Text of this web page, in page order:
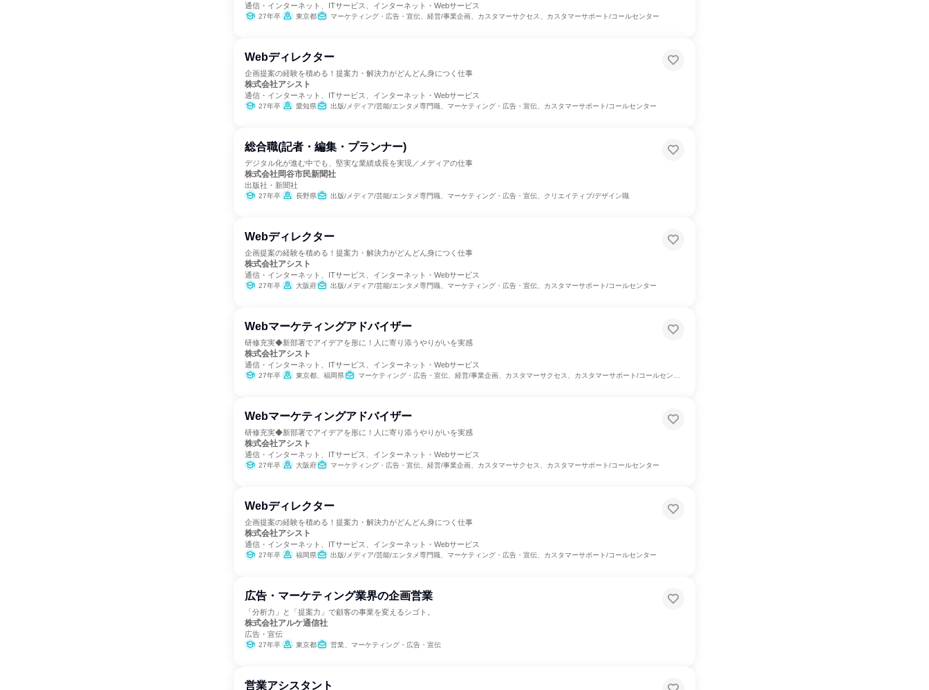
通信・インターネット、ITサービス、インターネット・Webサービス
27年卒 東京都 マーケティング・広告・宣伝、経営/事業企画、カスタマーサクセス、カスタマーサポート/コールセンター
Webディレクター
企画提案の経験を積める！提案力・解決力がどんどん身につく仕事
株式会社アシスト
通信・インターネット、ITサービス、インターネット・Webサービス
27年卒 愛知県 出版/メディア/芸能/エンタメ専門職、マーケティング・広告・宣伝、カスタマーサポート/コールセンター
総合職(記者・編集・プランナー)
デジタル化が進む中でも、堅実な業績成長を実現／メディアの仕事
株式会社岡谷市民新聞社
出版社・新聞社
27年卒 長野県 出版/メディア/芸能/エンタメ専門職、マーケティング・広告・宣伝、クリエイティブ/デザイン職
Webディレクター
企画提案の経験を積める！提案力・解決力がどんどん身につく仕事
株式会社アシスト
通信・インターネット、ITサービス、インターネット・Webサービス
27年卒 大阪府 出版/メディア/芸能/エンタメ専門職、マーケティング・広告・宣伝、カスタマーサポート/コールセンター
Webマーケティングアドバイザー
研修充実◆新部署でアイデアを形に！人に寄り添うやりがいを実感
株式会社アシスト
通信・インターネット、ITサービス、インターネット・Webサービス
27年卒 東京都、福岡県 マーケティング・広告・宣伝、経営/事業企画、カスタマーサクセス、カスタマーサポート/コールセンター
Webマーケティングアドバイザー
研修充実◆新部署でアイデアを形に！人に寄り添うやりがいを実感
株式会社アシスト
通信・インターネット、ITサービス、インターネット・Webサービス
27年卒 大阪府 マーケティング・広告・宣伝、経営/事業企画、カスタマーサクセス、カスタマーサポート/コールセンター
Webディレクター
企画提案の経験を積める！提案力・解決力がどんどん身につく仕事
株式会社アシスト
通信・インターネット、ITサービス、インターネット・Webサービス
27年卒 福岡県 出版/メディア/芸能/エンタメ専門職、マーケティング・広告・宣伝、カスタマーサポート/コールセンター
広告・マーケティング業界の企画営業
「分析力」と「提案力」で顧客の事業を変えるシゴト。
株式会社アルケ通信社
広告・宣伝
27年卒 東京都 営業、マーケティング・広告・宣伝
営業アシスタント